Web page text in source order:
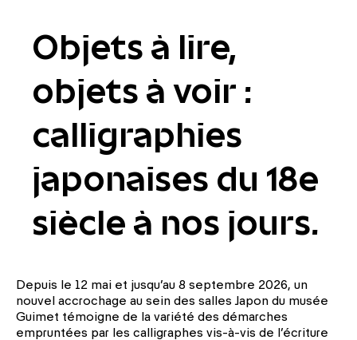
Objets à lire,
objets à voir :
calligraphies
japonaises du 18e
siècle à nos jours.
Depuis le 12 mai et jusqu’au 8 septembre 2026, un
nouvel accrochage au sein des salles Japon du musée
Guimet témoigne de la variété des démarches
empruntées par les calligraphes vis-à-vis de l’écriture